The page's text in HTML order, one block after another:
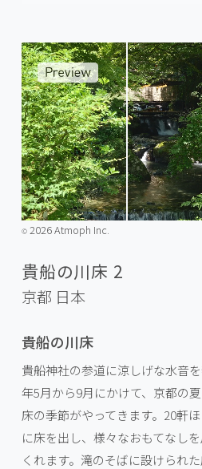
©️2026 Atmoph Inc.
貴船の川床 2
京都 日本
貴船の川床
貴船神社の参道に涼しげな水音
年5月から9月にかけて、京都の
床の季節がやってきます。20軒
に床を出し、様々なおもてなし
くれます。滝のそばに設けられ